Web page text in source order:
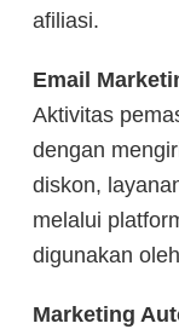
afiliasi.
Email
Aktivitas
dengan
diskon,
melalui
digunakan
Marketing